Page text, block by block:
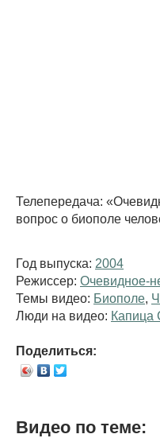
Телепередача:
вопрос о биополе
Год выпуска: 2004
Режиссер: Очевидное-
Темы видео: Биополе
Люди на видео: Капица
Поделиться:
Видео по теме: